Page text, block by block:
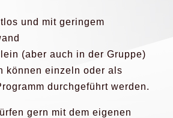
und mit geringem
(aber auch in der Gruppe)
können einzeln oder als
durchgeführt werden.
gern mit dem eigenen